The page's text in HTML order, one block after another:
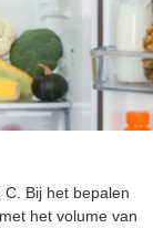
Bij het bepalen
het volume van